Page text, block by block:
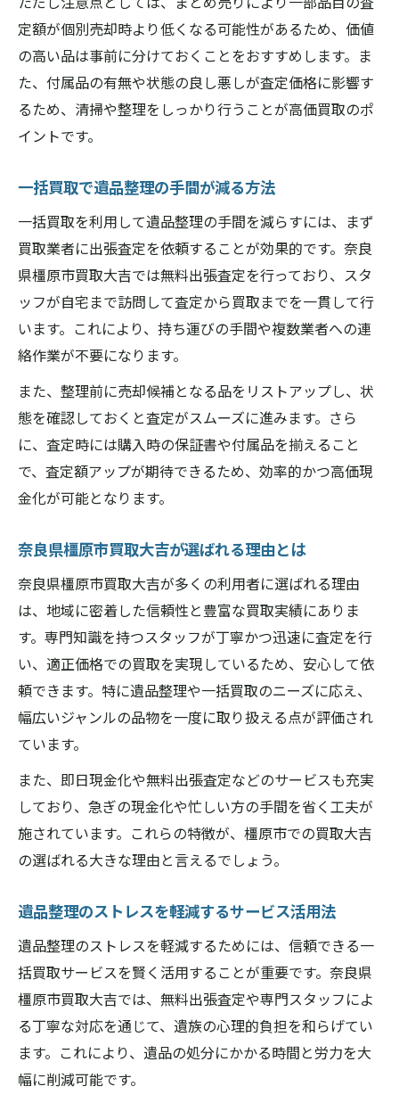
定額が個別売却時より低くなる可能性があるため、価値
の高い品は事前に分けておくことをおすすめします。ま
た、付属品の有無や状態の良し悪しが査定価格に影響す
るため、清掃や整理をしっかり行うことが高価買取のポ
イントです。
一括買取で遺品整理の手間が減る方法
一括買取を利用して遺品整理の手間を減らすには、まず
買取業者に出張査定を依頼することが効果的です。奈良
県橿原市買取大吉では無料出張査定を行っており、スタ
ッフが自宅まで訪問して査定から買取までを一貫して行
います。これにより、持ち運びの手間や複数業者への連
絡作業が不要になります。
また、整理前に売却候補となる品をリストアップし、状
態を確認しておくと査定がスムーズに進みます。さら
に、査定時には購入時の保証書や付属品を揃えること
で、査定額アップが期待できるため、効率的かつ高価現
金化が可能となります。
奈良県橿原市買取大吉が選ばれる理由とは
奈良県橿原市買取大吉が多くの利用者に選ばれる理由
は、地域に密着した信頼性と豊富な買取実績にありま
す。専門知識を持つスタッフが丁寧かつ迅速に査定を行
い、適正価格での買取を実現しているため、安心して依
頼できます。特に遺品整理や一括買取のニーズに応え、
幅広いジャンルの品物を一度に取り扱える点が評価され
ています。
また、即日現金化や無料出張査定などのサービスも充実
しており、急ぎの現金化や忙しい方の手間を省く工夫が
施されています。これらの特徴が、橿原市での買取大吉
の選ばれる大きな理由と言えるでしょう。
遺品整理のストレスを軽減するサービス活用法
遺品整理のストレスを軽減するためには、信頼できる一
括買取サービスを賢く活用することが重要です。奈良県
橿原市買取大吉では、無料出張査定や専門スタッフによ
る丁寧な対応を通じて、遺族の心理的負担を和らげてい
ます。これにより、遺品の処分にかかる時間と労力を大
幅に削減可能です。